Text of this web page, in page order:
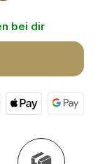
bei dir